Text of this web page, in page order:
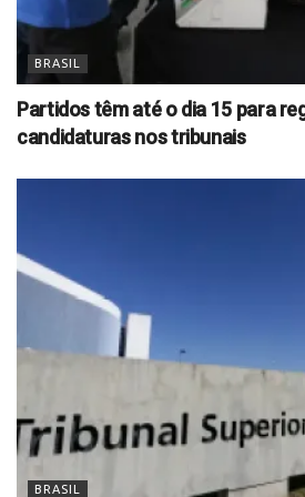
BRASIL
Partidos têm até o dia 15 para
candidaturas nos tribunais
BRASIL